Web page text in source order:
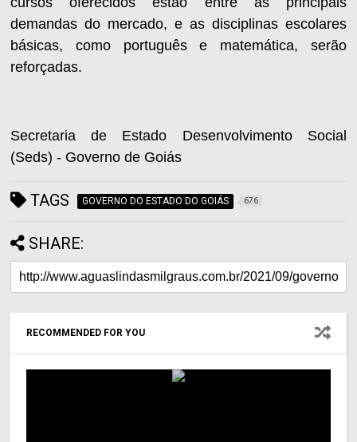
demandas do mercado, e as disciplinas escolares
básicas, como português e matemática, serão
reforçadas.
Secretaria de Estado Desenvolvimento Social
(Seds) - Governo de Goiás
TAGS GOVERNO DO ESTADO DO GOIÁS 676
SHARE:
RECOMMENDED FOR YOU